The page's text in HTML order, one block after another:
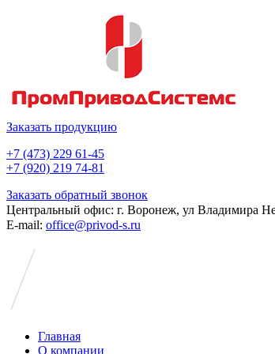
Заказать продукцию
+7 (473) 229 61-45
+7 (920) 219 74-81
Заказать обратный звонок
Центральный офис: г. Воронеж, ул Владимира
E-mail: office@privod-s.ru
Главная
О компании